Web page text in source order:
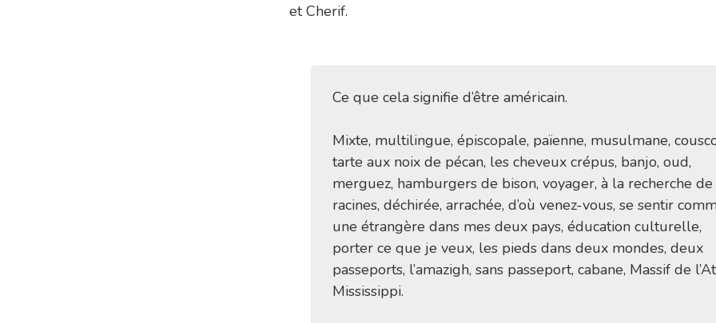
et Cherif.
Ce que cela signifie d’être américain.
Mixte, multilingue, épiscopale, païenne, musulmane,
tarte aux noix de pécan, les cheveux crépus, banjo, oud,
merguez, hamburgers de bison, voyager, à la recherche de
racines, déchirée, arrachée, d’où venez-vous, se sentir
une étrangère dans mes deux pays, éducation culturelle,
porter ce que je veux, les pieds dans deux mondes, deux
passeports, l’amazigh, sans passeport, cabane, Massif de
Mississippi.